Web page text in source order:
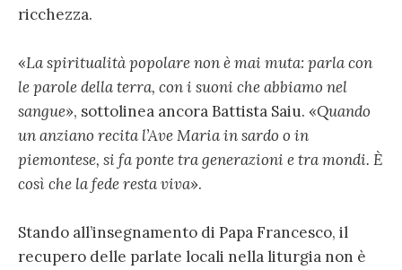
ricchezza.
«La spiritualità popolare non è mai muta: parla con
le parole della terra, con i suoni che abbiamo nel
sangue», sottolinea ancora Battista Saiu. «Quando
un anziano recita l’Ave Maria in sardo o in
piemontese, si fa ponte tra generazioni e tra mondi. È
così che la fede resta viva».
Stando all’insegnamento di Papa Francesco, il
recupero delle parlate locali nella liturgia non è